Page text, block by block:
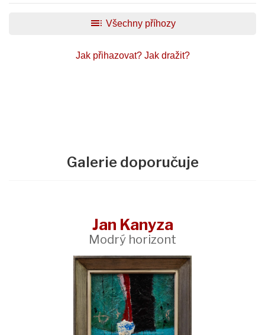
toc Všechny příhozy
Jak přihazovat? Jak dražit?
Galerie doporučuje
Jan Kanyza
Modrý horizont